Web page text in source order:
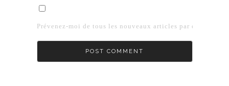
Prévenez-moi de tous les nouveaux articles par e-mail.